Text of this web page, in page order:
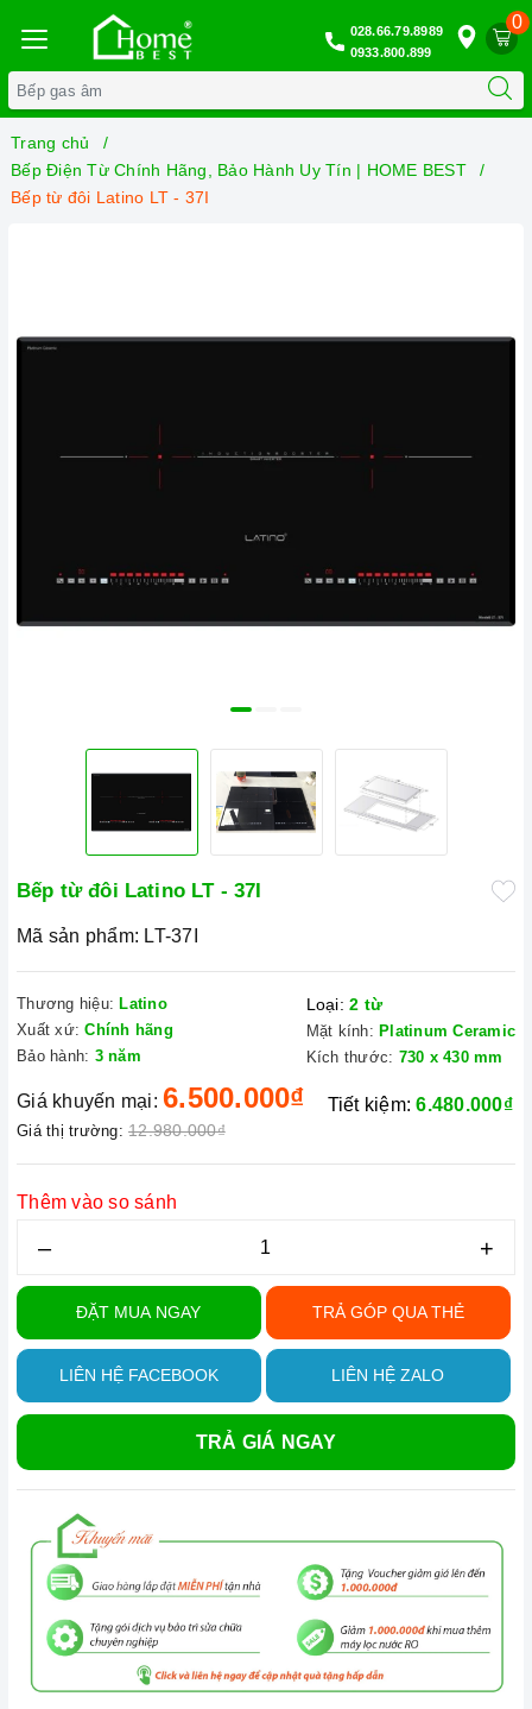
0
028.66.79.8989
0933.800.899
Trang chủ
Bếp Điện Từ Chính Hãng, Bảo Hành Uy Tín | HOME BEST
Bếp từ đôi Latino LT - 37I
Bếp từ đôi Latino LT - 37I
Mã sản phẩm: LT-37I
Thương hiệu: Latino
Xuất xứ: Chính hãng
Bảo hành: 3 năm
Loại: 2 từ
Mặt kính: Platinum Ceramic
Kích thước: 730 x 430 mm
Giá khuyến mại: 6.500.000₫
Giá thị trường: 12.980.000₫
Tiết kiệm:6.480.000₫
Thêm vào so sánh
– +
ĐẶT MUA NGAY TRẢ GÓP QUA THẺ
LIÊN HỆ FACEBOOK LIÊN HỆ ZALO
TRẢ GIÁ NGAY